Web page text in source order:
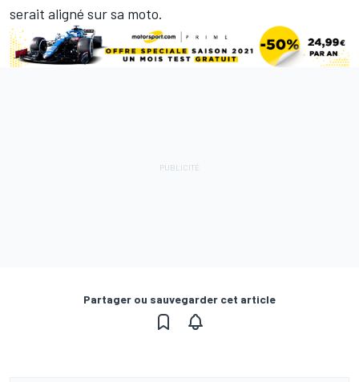
serait aligné sur sa moto.
Partager ou sauvegarder cet article